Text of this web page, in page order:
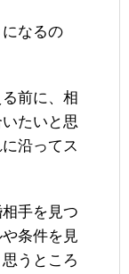
なるの
前に、相
たいと思
沿ってス
手を見つ
条件を見
うところ